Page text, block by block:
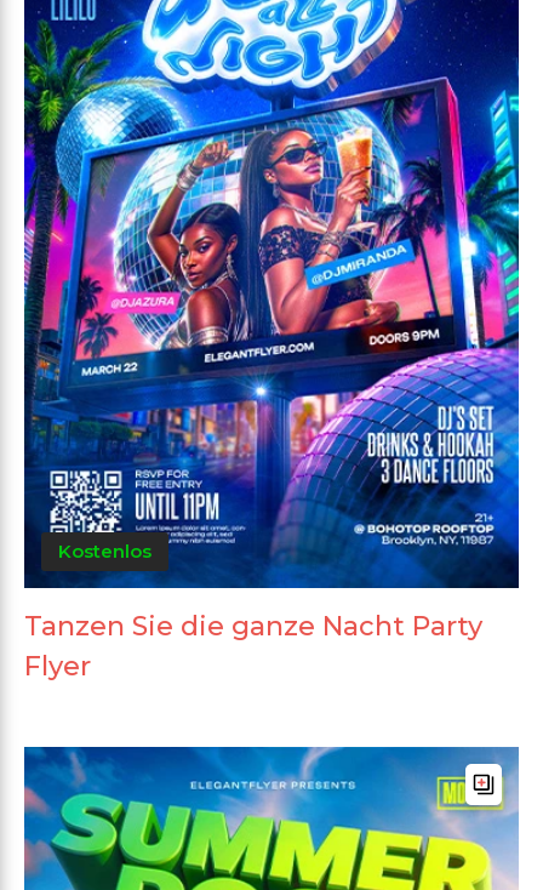
Kostenlos
Tanzen Sie die ganze Nacht Party
Flyer